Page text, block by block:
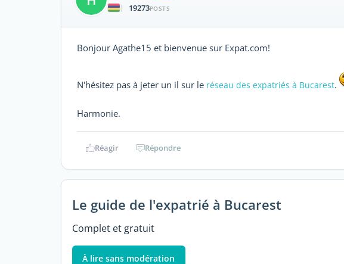
|
19273POSTS
Bonjour Agathe15 et bienvenue sur Expat.com!
N'hésitez pas à jeter un il sur le réseau des expatriés à Bucarest.
Harmonie.
Réagir Répondre
Le guide de l'expatrié à Bucarest
Complet et gratuit
À lire sans modération